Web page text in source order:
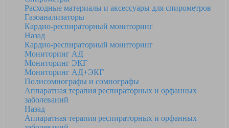
Расходные материалы и аксессуары для спирометров
Газоанализаторы
Кардио-респираторный мониторинг
Назад
Кардио-респираторный мониторинг
Мониторинг АД
Мониторинг ЭКГ
Мониторинг АД+ЭКГ
Полисомнографы и сомнографы
Аппаратная терапия респираторных и орфанных
заболеваний
Назад
Аппаратная терапия респираторных и орфанных